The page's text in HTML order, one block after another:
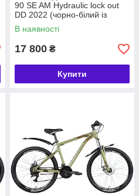
колесами. Для тих, хто не
підійдуть міські
в умовах міста. А ось тим,
вам у нагоді в поході або для
у NikMoto!
90 SE AM Hydraulic lock out
DD 2022 (чорно-білий із
сірим)
В наявності
17 800 ₴
Купити